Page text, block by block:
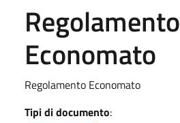
Regolamento
Economato
Regolamento Economato
Tipi di documento: